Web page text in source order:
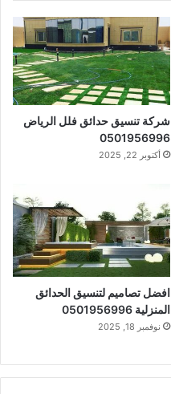
شركة تنسيق حدائق فلل الرياض
0501956996
أكتوبر 22, 2025
افضل تصاميم لتنسيق الحدائق
المنزلية 0501956996
نوفمبر 18, 2025